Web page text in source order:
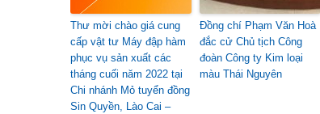
Thư mời chào giá cung
cấp vật tư Máy đập hàm
phục vụ sản xuất các
tháng cuối năm 2022 tại
Chi nhánh Mỏ tuyển đồng
Sin Quyền, Lào Cai –
Đồng chí Phạm Văn Hoà
đắc cử Chủ tịch Công
đoàn Công ty Kim loại
màu Thái Nguyên